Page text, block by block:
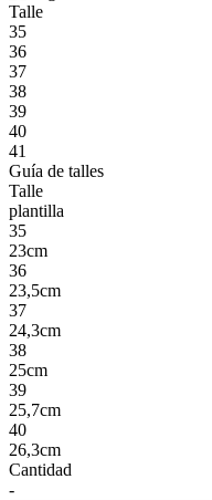
Talle
35
36
37
38
39
40
41
Guía de talles
Talle
plantilla
35
23cm
36
23,5cm
37
24,3cm
38
25cm
39
25,7cm
40
26,3cm
Cantidad
-